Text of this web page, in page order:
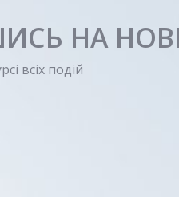
НА
всіх подій